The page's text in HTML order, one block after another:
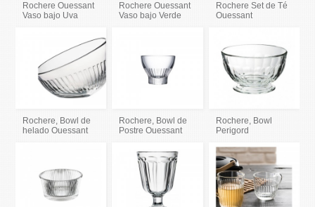
Rochere Ouessant
Vaso bajo Uva
Rochere Ouessant
Vaso bajo Verde
Rochere Set de Té
Ouessant
Rochere, Bowl de
helado Ouessant
Rochere, Bowl de
Postre Ouessant
Rochere, Bowl
Perigord